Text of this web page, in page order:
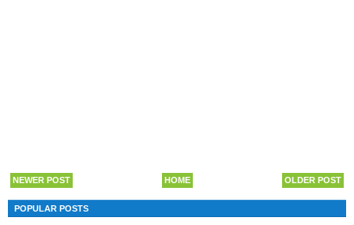
NEWER POST OLDER POST
HOME
POPULAR POSTS